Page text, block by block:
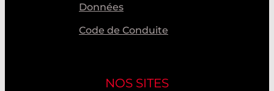
Données
Code de Conduite
NOS SITES